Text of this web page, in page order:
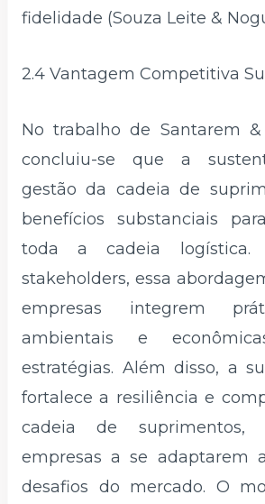
fidelidade (Souza Leite &
2.4 Vantagem Competitiva
No trabalho de Santarem &
concluiu-se que a
gestão da cadeia de
benefícios substanciais
toda a cadeia logística.
stakeholders, essa
empresas integrem
ambientais e
estratégias. Além disso, a
fortalece a resiliência e
cadeia de suprimentos,
empresas a se adaptarem
desafios do mercado. O